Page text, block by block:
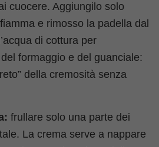
cuocere. Aggiungilo solo
e rimosso la padella dal
di cottura per
formaggio e del guanciale:
della cremosità senza
frullare solo una parte dei
La crema serve a nappare